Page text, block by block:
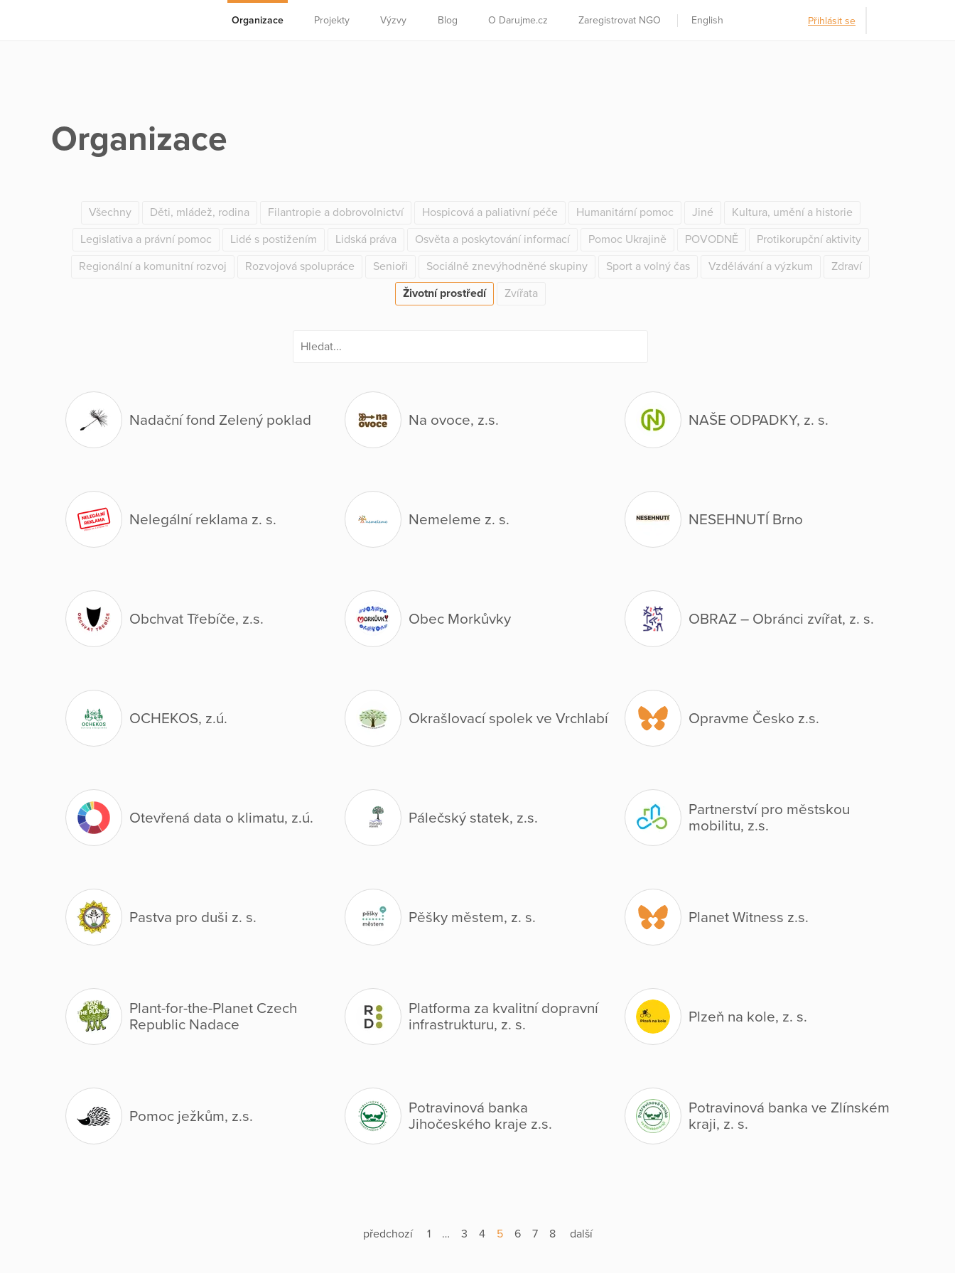
Organizace Projekty Výzvy Blog O Darujme.cz Zaregistrovat NGO English Přihlásit se
Organizace
Všechny Děti, mládež, rodina Filantropie a dobrovolnictví Hospicová a paliativní péče Humanitární pomoc Jiné
Kultura, umění a historie
Legislativa a právní pomoc
Lidé s postižením Lidská práva Osvěta a poskytování informací Pomoc Ukrajině POVODNĚ
Protikorupční aktivity
Regionální a komunitní rozvoj
Rozvojová spolupráce Senioři Sociálně znevýhodněné skupiny Sport a volný čas Vzdělávání a výzkum
Zdraví
Životní prostředí
Zvířata
Nadační fond Zelený poklad Na ovoce, z.s. NAŠE ODPADKY, z. s.
Nelegální reklama z. s. Nemeleme z. s. NESEHNUTÍ Brno
Obchvat Třebíče, z.s. Obec Morkůvky OBRAZ – Obránci zvířat, z. s.
OCHEKOS, z.ú. Okrašlovací spolek ve Vrchlabí Opravme Česko z.s.
Otevřená data o klimatu, z.ú. Pálečský statek, z.s.
Partnerství pro městskou
mobilitu, z.s.
Pastva pro duši z. s. Pěšky městem, z. s. Planet Witness z.s.
Plant-for-the-Planet Czech
Republic Nadace
Platforma za kvalitní dopravní
infrastrukturu, z. s.
Plzeň na kole, z. s.
Pomoc ježkům, z.s.
Potravinová banka
Jihočeského kraje z.s.
Potravinová banka ve Zlínském
kraji, z. s.
předchozí 1 … 3 4 5 6 7 8 další